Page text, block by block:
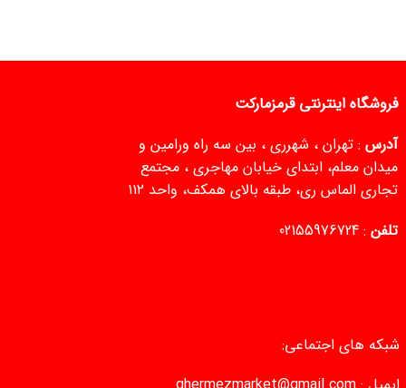
فروشگاه اینترنتی قرمزمارکت
آدرس : تهران ، شهرری ، بین سه راه ورامین و
میدان معلم، ابتدای خیابان مهاجری ، مجتمع
تجاری الماس ری، طبقه بالای همکف، واحد ۱۱۲
تلفن :
02155976724
شبکه های اجتماعی: